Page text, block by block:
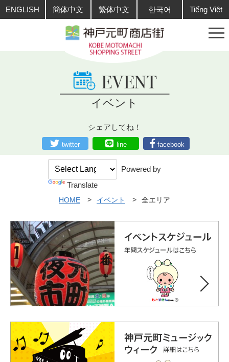
ENGLISH 簡体中文 繁体中文 한국어 Tiếng Việt
イベント
シェアしてね！
twitter line facebook
Powered by
Translate
HOME イベント 全エリア